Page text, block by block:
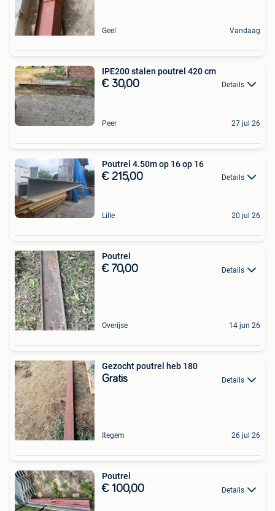
Geel Vandaag
IPE200 stalen poutrel 420 cm
€ 30,00 Details
Peer 27 jul 26
Poutrel 4.50m op 16 op 16
€ 215,00 Details
Lille 20 jul 26
Poutrel
€ 70,00 Details
Overijse 14 jun 26
Gezocht poutrel heb 180
Gratis Details
Itegem 26 jul 26
Poutrel
€ 100,00 Details